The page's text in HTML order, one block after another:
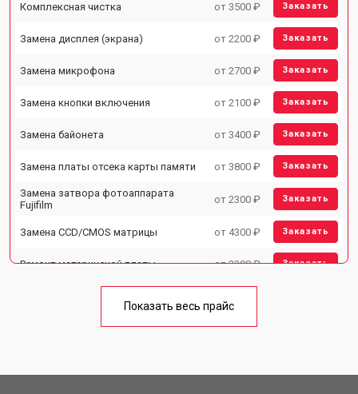
Комплексная чистка от 3500 ₽ Заказать
Замена дисплея (экрана) от 2200 ₽ Заказать
Замена микрофона от 2700 ₽ Заказать
Замена кнопки включения от 2100 ₽ Заказать
Замена байонета от 3400 ₽ Заказать
Замена платы отсека карты памяти от 3800 ₽ Заказать
Замена затвора фотоаппарата
Fujifilm
от 2300 ₽ Заказать
Замена CCD/CMOS матрицы от 4300 ₽ Заказать
Ремонт материнской платы от 3300 ₽ Заказать
Чистка матрицы фотоаппарата
Показать весь прайс